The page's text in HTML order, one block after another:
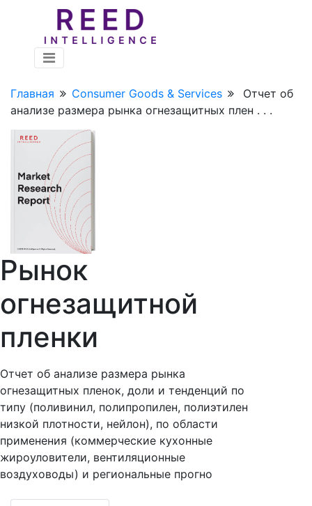
Главная Consumer Goods & Services
Отчет об
анализе размера рынка огнезащитных плен . . .
Рынок
огнезащитной
пленки
Отчет об анализе размера рынка
огнезащитных пленок, доли и тенденций по
типу (поливинил, полипропилен, полиэтилен
низкой плотности, нейлон), по области
применения (коммерческие кухонные
жироуловители, вентиляционные
воздуховоды) и региональные прогно